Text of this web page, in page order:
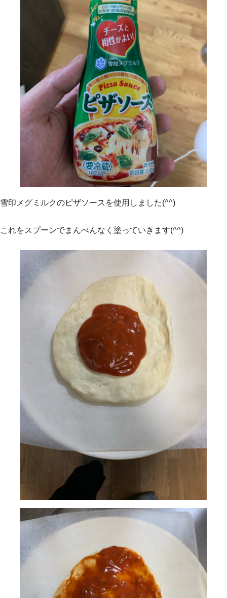
雪印メグミルクのピザソースを使用しました(^^)
これをスプーンでまんべんなく塗っていきます(^^)